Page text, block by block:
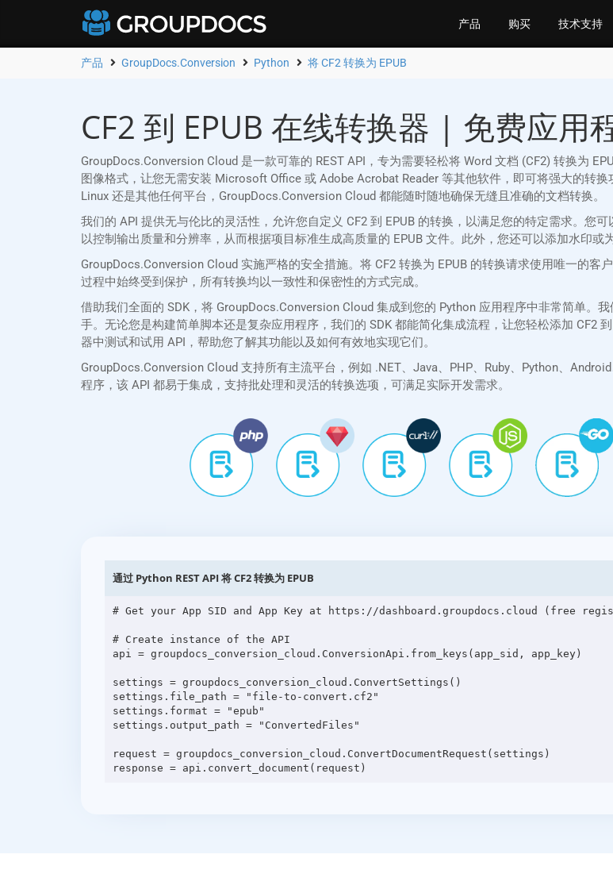
产品 购买 技术支持
产品 GroupDocs.Conversion Python 将 CF2 转换为 EPUB
CF2 到 EPUB 在线转换器 | 免费应用
GroupDocs.Conversion Cloud 是一款可靠的 REST API，专为需要轻松将 Word 文档 (CF2) 转换为
图像格式，让您无需安装 Microsoft Office 或 Adobe Acrobat Reader 等其他软件，即可将强大的转
Linux 还是其他任何平台，GroupDocs.Conversion Cloud 都能随时随地确保无缝且准确的文档转换。
我们的 API 提供无与伦比的灵活性，允许您自定义 CF2 到 EPUB 的转换，以满足您的特定需求。您
以控制输出质量和分辨率，从而根据项目标准生成高质量的 EPUB 文件。此外，您还可以添加水印或
GroupDocs.Conversion Cloud 实施严格的安全措施。将 CF2 转换为 EPUB 的转换请求使用唯一的
过程中始终受到保护，所有转换均以一致性和保密性的方式完成。
借助我们全面的 SDK，将 GroupDocs.Conversion Cloud 集成到您的 Python 应用程序中非常简单。
手。无论您是构建简单脚本还是复杂应用程序，我们的 SDK 都能简化集成流程，让您轻松添加 CF2
器中测试和试用 API，帮助您了解其功能以及如何有效地实现它们。
GroupDocs.Conversion Cloud 支持所有主流平台，例如 .NET、Java、PHP、Ruby、Python、
程序，该 API 都易于集成，支持批处理和灵活的转换选项，可满足实际开发需求。
通过 Python REST API 将 CF2 转换为 EPUB
# Get your App SID and App Key at https://dashboard.groupdocs.cloud (free
# Create instance of the API
api = groupdocs_conversion_cloud.ConversionApi.from_keys(app_sid, app_key)
settings = groupdocs_conversion_cloud.ConvertSettings()
settings.file_path = "file-to-convert.cf2"
settings.format = "epub"
settings.output_path = "ConvertedFiles"
request = groupdocs_conversion_cloud.ConvertDocumentRequest(settings)